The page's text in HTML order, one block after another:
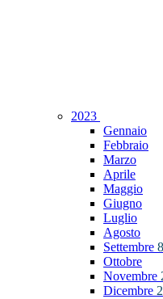
2023
Gennaio
Febbraio
Marzo
Aprile
Maggio
Giugno
Luglio
Agosto
Settembre 8
Ottobre
Novembre
Dicembre 2